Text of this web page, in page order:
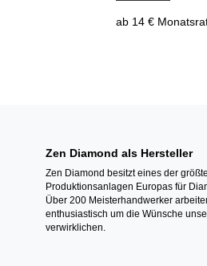
ab 14 €
Zen Diamond als Hersteller
Zen Diamond besitzt eines der
Produktionsanlagen Europas für
Über 200 Meisterhandwerker
enthusiastisch um die Wünsche
verwirklichen.